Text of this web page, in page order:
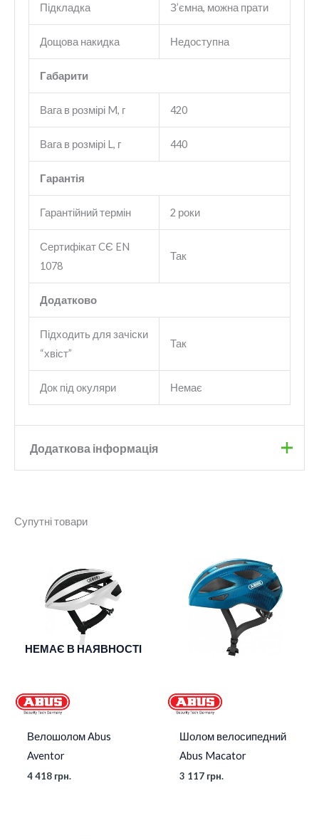
Підкладка З’ємна, можна прати
Дощова накидка Недоступна
Габарити
Вага в розмірі M, г 420
Вага в розмірі L, г 440
Гарантія
Гарантійний термін 2 роки
Сертифікат CЄ EN
1078
Так
Додатково
Підходить для зачіски
“хвіст”
Так
Док під окуляри Немає
Додаткова інформація
Колір
Супутні товари
НЕМАЄ В НАЯВНОСТІ
Велошолом Abus
Aventor
4 418 грн.
Шолом велосипедний
Abus Macator
3 117 грн.